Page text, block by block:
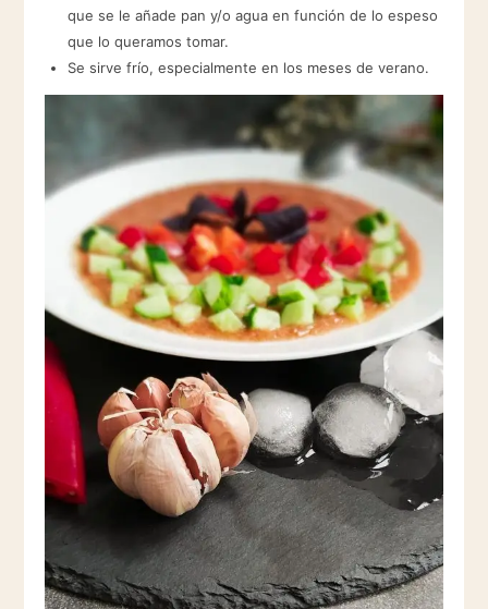
que se le añade pan y/o agua en función de lo espeso
que lo queramos tomar.
Se sirve frío, especialmente en los meses de verano.